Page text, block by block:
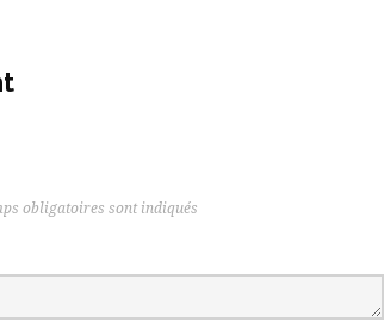
obligatoires sont indiqués